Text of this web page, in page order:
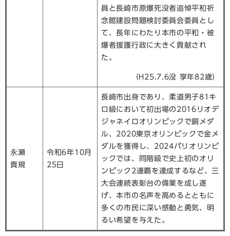
員と長崎市原爆死没者追悼平和祈
念館建設問題検討委員会委員とし
て、長年にわたり本市の平和・被
爆者援護行政に大きく貢献され
た。
（H25.7.6没 享年82歳）
永瀬
貴規
令和6年10月
25日
長崎市出身であり、柔道男子81キ
ロ級において初出場の2016リオデ
ジャネイロオリンピックで銅メダ
ル、2020東京オリンピックで金メ
ダルを獲得し、2024パリオリンピ
ックでは、同階級で史上初のオリ
ンピック2連覇を達成するなど、三
大会連続表彰台の偉業を成し遂
げ、本市の名声を高めるとともに
多くの市民に深い感動と勇気、明
るい希望を与えた。